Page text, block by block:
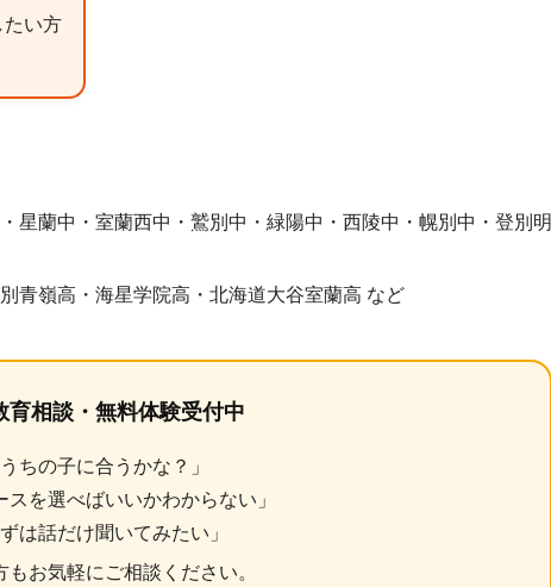
たい方
星蘭中・室蘭西中・鷲別中・緑陽中・西陵中・幌別中・登別明
青嶺高・海星学院高・北海道大谷室蘭高 など
育相談・無料体験受付中
うちの子に合うかな？」
スを選べばいいかわからない」
ずは話だけ聞いてみたい」
もお気軽にご相談ください。